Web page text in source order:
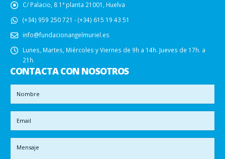
C/ Palacio, 8 1ª planta 21001, Huelva
(+34) 959 250 721 - (+34) 615 19 43 51
info@fundacionangelmuriel.es
Lunes, Martes, Miércoles y Viernes de 9h a 14h. Jueves de 17h. a
21h.
CONTACTA CON NOSOTROS